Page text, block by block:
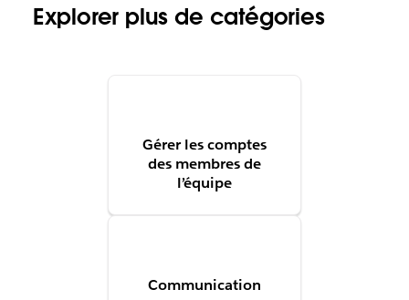
Explorer plus de catégories
Gérer les comptes
des membres de
l’équipe
Communication